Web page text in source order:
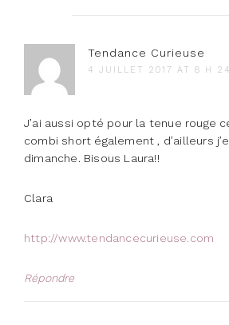
Tendance Curieuse
4 JUILLET 2017 AT 8 H
J’ai aussi opté pour la tenue rouge
combi short également , d’ailleurs
dimanche. Bisous Laura!!
Clara
http://www.tendancecurieuse.com
Répondre